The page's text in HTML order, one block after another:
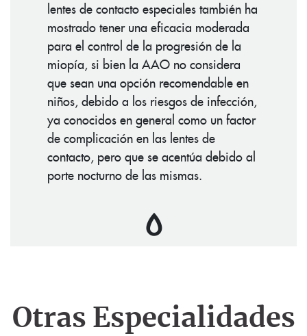
lentes de contacto especiales también ha
mostrado tener una eficacia moderada
para el control de la progresión de la
miopía, si bien la AAO no considera
que sean una opción recomendable en
niños, debido a los riesgos de infección,
ya conocidos en general como un factor
de complicación en las lentes de
contacto, pero que se acentúa debido al
porte nocturno de las mismas.
Otras Especialidades